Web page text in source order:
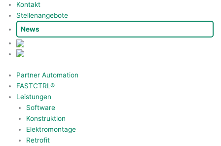
Kontakt
Stellenangebote
News
Partner Automation
FASTCTRL®
Leistungen
Software
Konstruktion
Elektromontage
Retrofit